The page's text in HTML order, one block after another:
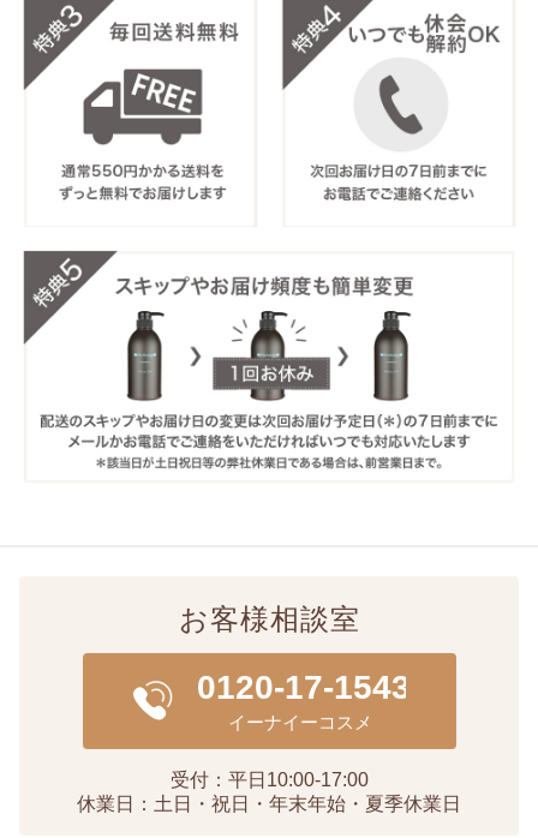
お客様相談室
受付：平日10:00-17:00
休業日：土日・祝日・年末年始・夏季休業日